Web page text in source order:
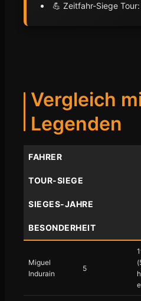
💪 Zeitfahr-Siege Tour:
Vergleich
Legenden
FAHRER
TOUR-SIEGE
SIEGES-JAHRE
BESONDERHEIT
Miguel
Indurain
5